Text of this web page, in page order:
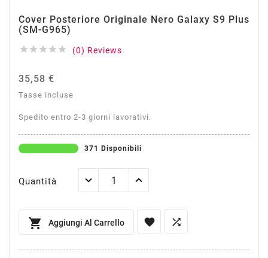
Cover Posteriore Originale Nero Galaxy S9 Plus
(SM-G965)
     (0) Reviews
35,58 €
Tasse incluse
Spedito entro 2-3 giorni lavorativi.
371 Disponibili
Quantità
 Aggiungi Al Carrello  